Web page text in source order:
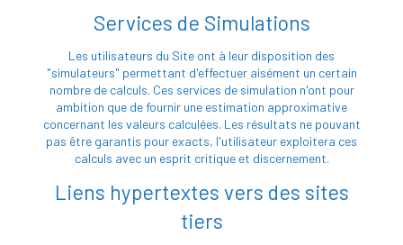
Services de Simulations
Les utilisateurs du Site ont à leur disposition des
"simulateurs" permettant d'effectuer aisément un certain
nombre de calculs. Ces services de simulation n'ont pour
ambition que de fournir une estimation approximative
concernant les valeurs calculées. Les résultats ne pouvant
pas être garantis pour exacts, l'utilisateur exploitera ces
calculs avec un esprit critique et discernement.
Liens hypertextes vers des sites
tiers